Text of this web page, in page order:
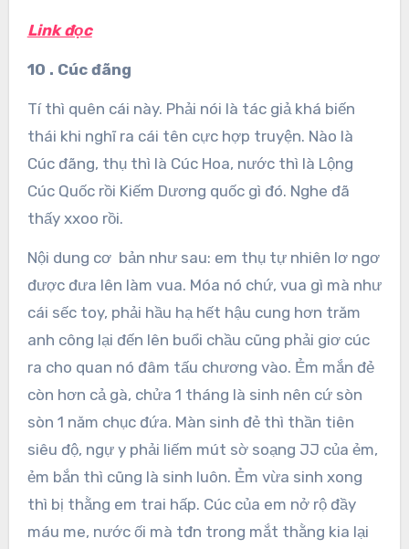
Link đọc
10 . Cúc đãng
Tí thì quên cái này. Phải nói là tác giả khá biến
thái khi nghĩ ra cái tên cực hợp truyện. Nào là
Cúc đãng, thụ thì là Cúc Hoa, nước thì là Lộng
Cúc Quốc rồi Kiếm Dương quốc gì đó. Nghe đã
thấy xxoo rồi.
Nội dung cơ bản như sau: em thụ tự nhiên lơ ngơ
được đưa lên làm vua. Móa nó chứ, vua gì mà như
cái sếc toy, phải hầu hạ hết hậu cung hơn trăm
anh công lại đến lên buổi chầu cũng phải giơ cúc
ra cho quan nó đâm tấu chương vào. Ẻm mắn đẻ
còn hơn cả gà, chửa 1 tháng là sinh nên cứ sòn
sòn 1 năm chục đứa. Màn sinh đẻ thì thần tiên
siêu độ, ngự y phải liếm mút sờ soạng JJ của ẻm,
ẻm bắn thì cũng là sinh luôn. Ẻm vừa sinh xong
thì bị thằng em trai hấp. Cúc của em nở rộ đầy
máu me, nước ối mà tđn trong mắt thằng kia lại